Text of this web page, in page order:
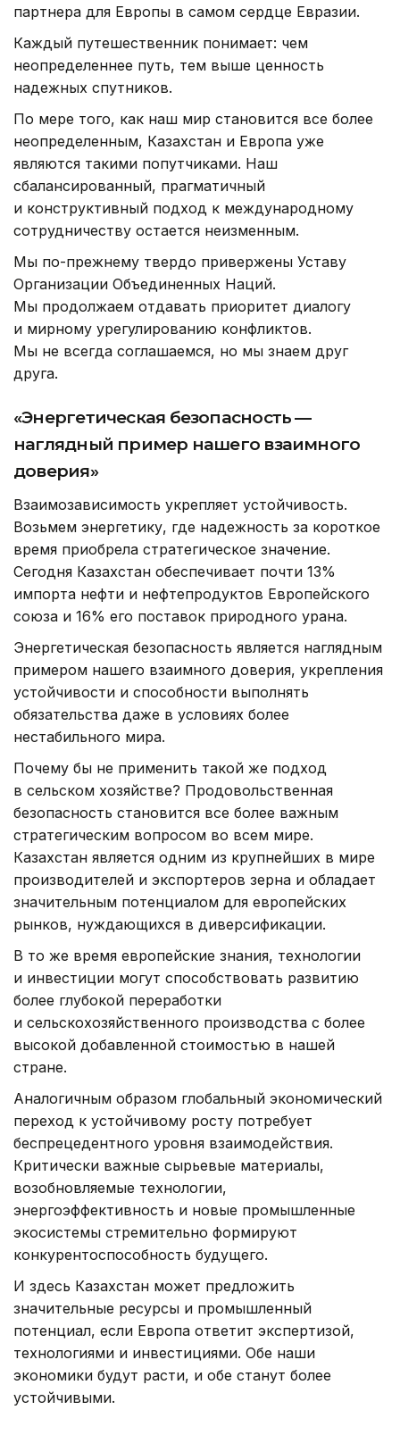
партнера для Европы в самом сердце Евразии.
Каждый путешественник понимает: чем
неопределеннее путь, тем выше ценность
надежных спутников.
По мере того, как наш мир становится все более
неопределенным, Казахстан и Европа уже
являются такими попутчиками. Наш
сбалансированный, прагматичный
и конструктивный подход к международному
сотрудничеству остается неизменным.
Мы по-прежнему твердо привержены Уставу
Организации Объединенных Наций.
Мы продолжаем отдавать приоритет диалогу
и мирному урегулированию конфликтов.
Мы не всегда соглашаемся, но мы знаем друг
друга.
«Энергетическая безопасность —
наглядный пример нашего взаимного
доверия»
Взаимозависимость укрепляет устойчивость.
Возьмем энергетику, где надежность за короткое
время приобрела стратегическое значение.
Сегодня Казахстан обеспечивает почти 13%
импорта нефти и нефтепродуктов Европейского
союза и 16% его поставок природного урана.
Энергетическая безопасность является наглядным
примером нашего взаимного доверия, укрепления
устойчивости и способности выполнять
обязательства даже в условиях более
нестабильного мира.
Почему бы не применить такой же подход
в сельском хозяйстве? Продовольственная
безопасность становится все более важным
стратегическим вопросом во всем мире.
Казахстан является одним из крупнейших в мире
производителей и экспортеров зерна и обладает
значительным потенциалом для европейских
рынков, нуждающихся в диверсификации.
В то же время европейские знания, технологии
и инвестиции могут способствовать развитию
более глубокой переработки
и сельскохозяйственного производства с более
высокой добавленной стоимостью в нашей
стране.
Аналогичным образом глобальный экономический
переход к устойчивому росту потребует
беспрецедентного уровня взаимодействия.
Критически важные сырьевые материалы,
возобновляемые технологии,
энергоэффективность и новые промышленные
экосистемы стремительно формируют
конкурентоспособность будущего.
И здесь Казахстан может предложить
значительные ресурсы и промышленный
потенциал, если Европа ответит экспертизой,
технологиями и инвестициями. Обе наши
экономики будут расти, и обе станут более
устойчивыми.